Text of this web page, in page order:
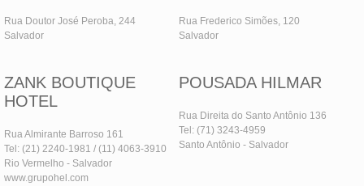
Rua Doutor José Peroba, 244
Salvador
Rua Frederico Simões, 120
Salvador
ZANK BOUTIQUE
HOTEL
Rua Almirante Barroso 161
Tel: (21) 2240-1981 / (11) 4063-3910
Rio Vermelho - Salvador
www.grupohel.com
POUSADA HILMAR
Rua Direita do Santo Antônio 136
Tel: (71) 3243-4959
Santo Antônio - Salvador